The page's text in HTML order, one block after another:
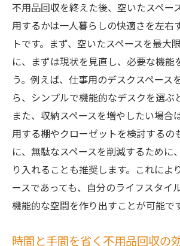
不用品回収を終えた後、空いたスペー
用するかは一人暮らしの快適さを左右
トです。まず、空いたスペースを最大
に、まずは現状を見直し、必要な機能
う。例えば、仕事用のデスクスペース
ら、シンプルで機能的なデスクを選ぶ
また、収納スペースを増やしたい場合
用する棚やクローゼットを検討するの
に、無駄なスペースを削減するために
り入れることも推奨します。これによ
ースであっても、自分のライフスタイ
機能的な空間を作り出すことが可能です
時間と手間を省く不用品回収の